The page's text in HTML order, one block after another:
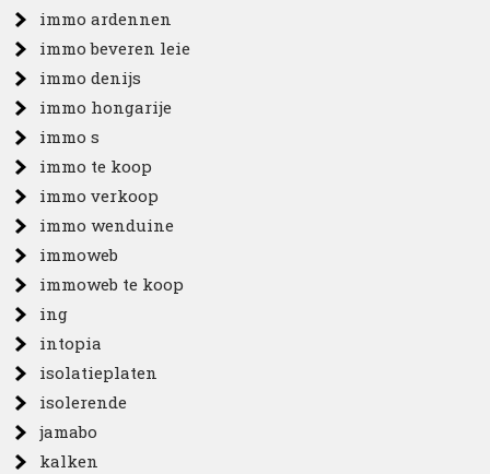
immo ardennen
immo beveren leie
immo denijs
immo hongarije
immo s
immo te koop
immo verkoop
immo wenduine
immoweb
immoweb te koop
ing
intopia
isolatieplaten
isolerende
jamabo
kalken